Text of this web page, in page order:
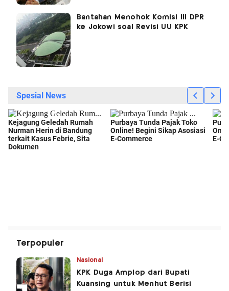
Bantahan Menohok Komisi III DPR
ke Jokowi soal Revisi UU KPK
Terpopuler
Nasional
KPK Duga Amplop dari Bupati
Kuansing untuk Menhut Berisi